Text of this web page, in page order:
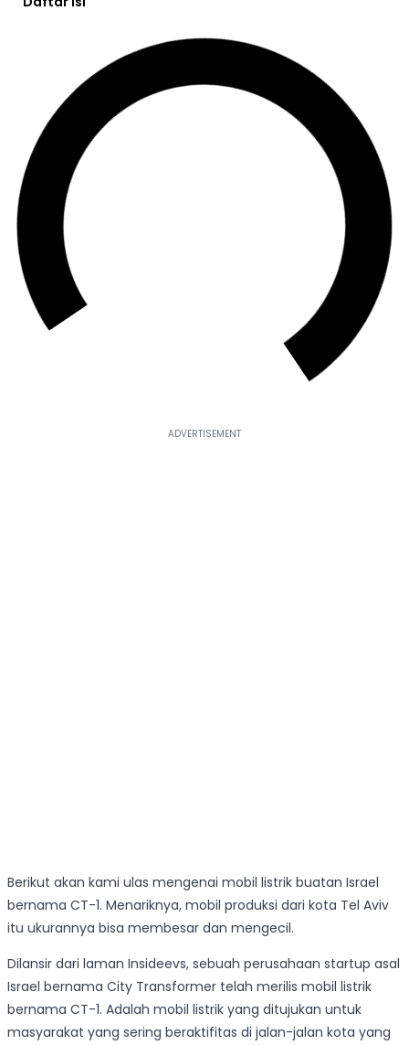
Berikut akan kami ulas mengenai mobil listrik buatan Israel
bernama CT-1. Menariknya, mobil produksi dari kota Tel Aviv
itu ukurannya bisa membesar dan mengecil.
Dilansir dari laman Insideevs, sebuah perusahaan startup asal
Israel bernama City Transformer telah merilis mobil listrik
bernama CT-1. Adalah mobil listrik yang ditujukan untuk
masyarakat yang sering beraktifitas di jalan-jalan kota yang